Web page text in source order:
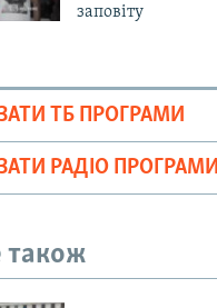
заповіту
ТБ ПРОГРАМИ
РАДІО ПРОГРАМИ
також